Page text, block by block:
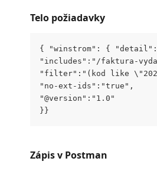
Telo požiadavky
{ "winstrom": {
"includes":"/faktura-
"filter":"(kod like
"no-ext-ids":"true",
"@version":"1.0"
}}
Zápis v Postman